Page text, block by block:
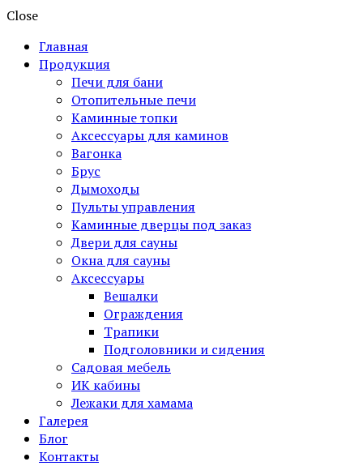
Close
Главная
Продукция
Печи для бани
Отопительные печи
Каминные топки
Аксессуары для каминов
Вагонка
Брус
Дымоходы
Пульты управления
Каминные дверцы под заказ
Двери для сауны
Окна для сауны
Аксессуары
Вешалки
Ограждения
Трапики
Подголовники и сидения
Садовая мебель
ИК кабины
Лежаки для хамама
Галерея
Блог
Контакты